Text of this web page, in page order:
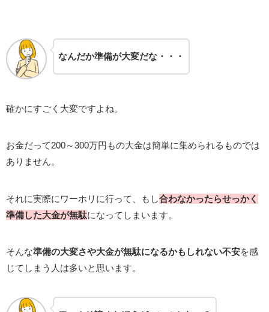
なんだか準備が大変だな・・・
確かにすごく大変ですよね。
お金だって200～300万円もの大金は簡単に集められるものでは
ありません。
それに実際にワーホリに行って、もし合わなかったらせっかく
準備した大金が無駄になってしまいます。
そんな準備の大変さや大金が無駄になるかもしれない不安を感
じてしまう人は多いと思います。